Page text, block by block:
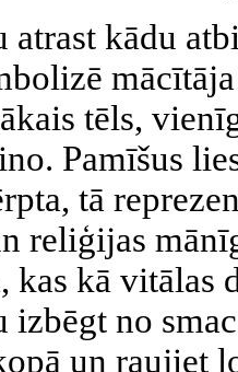
atrast kādu
tēls,
Pamīšus
tā
reliģijas
kas kā vitālas
izbēgt no
un raujiet